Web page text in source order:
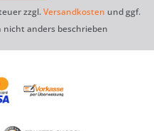
zzgl.Versandkosten und ggf.
anders beschrieben